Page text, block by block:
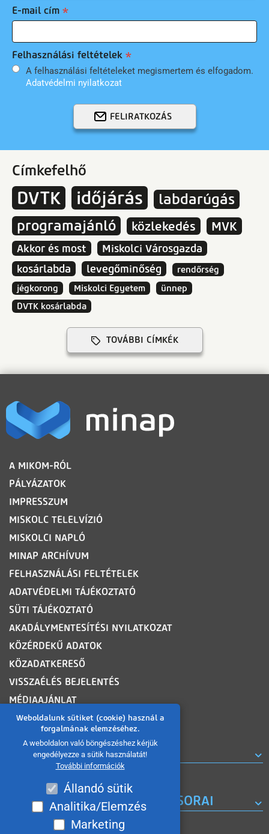
Weboldalunk sütiket (cookie) használ a
forgalmának elemzéséhez.
A weboldalon való böngészéshez kérjük
engedélyezze a sütik használatát!
További információk
Állandó sütik
Analitika/Elemzés
Marketing
E-mail cím
Felhasználási feltételek
A felhasználási feltételeket megismertem és elfogadom.
Adatvédelmi nyilatkozat
FELIRATKOZÁS
Címkefelhő
DVTK időjárás
labdarúgás
programajánló
közlekedés MVK
Akkor és most
Miskolci Városgazda
kosárlabda
levegőminőség
rendőrség
jégkorong
Miskolci Egyetem
ünnep
DVTK kosárlabda
TOVÁBBI CÍMKÉK
LÁBLÉC
A MIKOM-RÓL
PÁLYÁZATOK
IMPRESSZUM
MISKOLC TELELVÍZIÓ
MISKOLCI NAPLÓ
MINAP ARCHÍVUM
FELHASZNÁLÁSI FELTÉTELEK
ADATVÉDELMI TÁJÉKOZTATÓ
SÜTI TÁJÉKOZTATÓ
AKADÁLYMENTESÍTÉSI NYILATKOZAT
KÖZÉRDEKŰ ADATOK
KÖZADATKERESŐ
VISSZAÉLÉS BEJELENTÉS
MÉDIAAJÁNLAT
OLDALTÉRKÉP
ROVATOK
A MISKOLC TV KORÁBBI MŰSORAI